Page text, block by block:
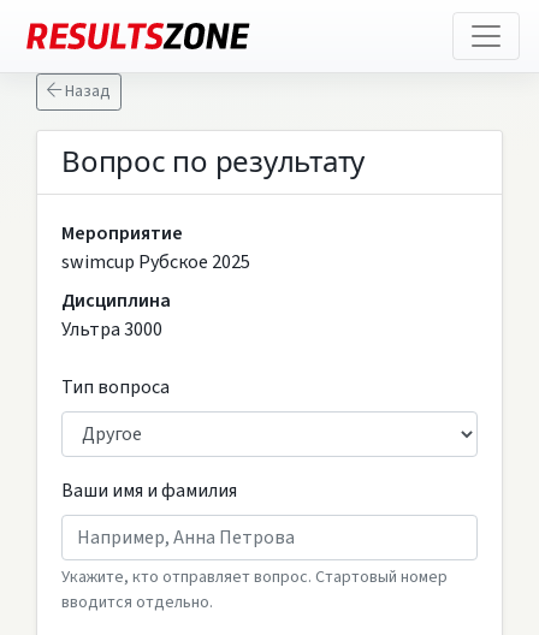
Назад
Вопрос по результату
Мероприятие
swimcup Рубское 2025
Дисциплина
Ультра 3000
Тип вопроса
Ваши имя и фамилия
Укажите, кто отправляет вопрос. Стартовый номер
вводится отдельно.